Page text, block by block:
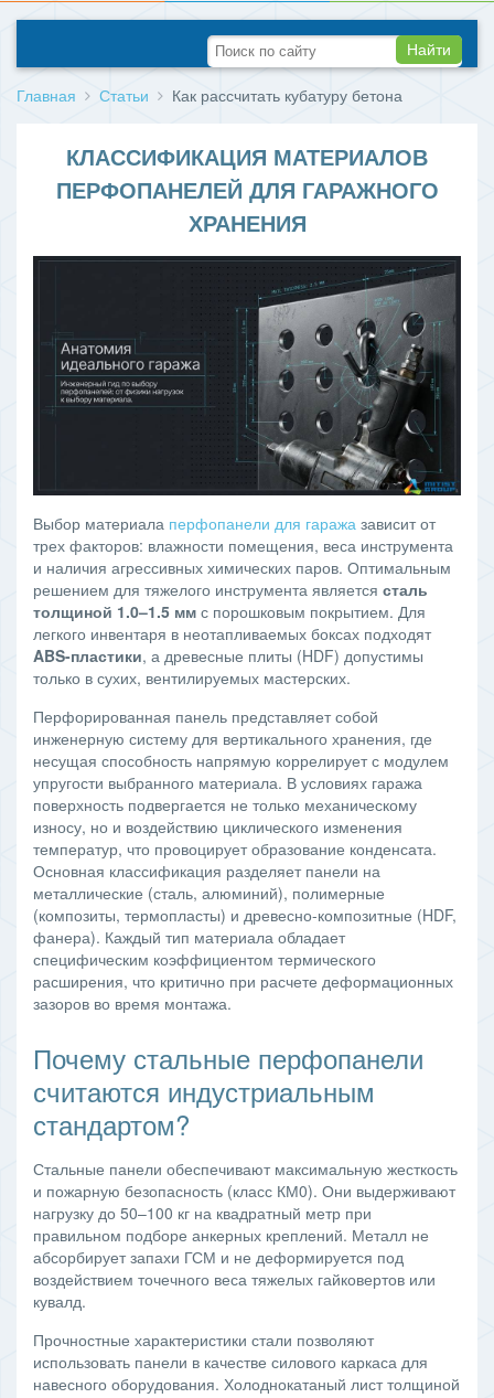
Найти
Главная Статьи Как рассчитать кубатуру бетона
КЛАССИФИКАЦИЯ МАТЕРИАЛОВ
ПЕРФОПАНЕЛЕЙ ДЛЯ ГАРАЖНОГО
ХРАНЕНИЯ
Выбор материала перфопанели для гаража зависит от
трех факторов: влажности помещения, веса инструмента
и наличия агрессивных химических паров. Оптимальным
решением для тяжелого инструмента является сталь
толщиной 1.0–1.5 мм с порошковым покрытием. Для
легкого инвентаря в неотапливаемых боксах подходят
ABS-пластики, а древесные плиты (HDF) допустимы
только в сухих, вентилируемых мастерских.
Перфорированная панель представляет собой
инженерную систему для вертикального хранения, где
несущая способность напрямую коррелирует с модулем
упругости выбранного материала. В условиях гаража
поверхность подвергается не только механическому
износу, но и воздействию циклического изменения
температур, что провоцирует образование конденсата.
Основная классификация разделяет панели на
металлические (сталь, алюминий), полимерные
(композиты, термопласты) и древесно-композитные (HDF,
фанера). Каждый тип материала обладает
специфическим коэффициентом термического
расширения, что критично при расчете деформационных
зазоров во время монтажа.
Почему стальные перфопанели
считаются индустриальным
стандартом?
Стальные панели обеспечивают максимальную жесткость
и пожарную безопасность (класс КМ0). Они выдерживают
нагрузку до 50–100 кг на квадратный метр при
правильном подборе анкерных креплений. Металл не
абсорбирует запахи ГСМ и не деформируется под
воздействием точечного веса тяжелых гайковертов или
кувалд.
Прочностные характеристики стали позволяют
использовать панели в качестве силового каркаса для
навесного оборудования. Холоднокатаный лист толщиной